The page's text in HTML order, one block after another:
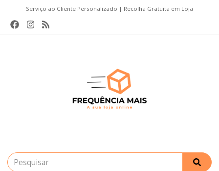
Serviço ao Cliente Personalizado | Recolha Gratuita em Loja